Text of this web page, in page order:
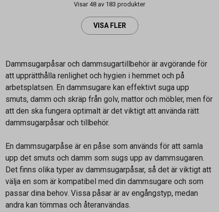
Visar 48 av 183 produkter
VISA FLER
Dammsugarpåsar och dammsugartillbehör är avgörande för
att upprätthålla renlighet och hygien i hemmet och på
arbetsplatsen. En dammsugare kan effektivt suga upp
smuts, damm och skräp från golv, mattor och möbler, men för
att den ska fungera optimalt är det viktigt att använda rätt
dammsugarpåsar och tillbehör.
En dammsugarpåse är en påse som används för att samla
upp det smuts och damm som sugs upp av dammsugaren.
Det finns olika typer av dammsugarpåsar, så det är viktigt att
välja en som är kompatibel med din dammsugare och som
passar dina behov. Vissa påsar är av engångstyp, medan
andra kan tömmas och återanvändas.